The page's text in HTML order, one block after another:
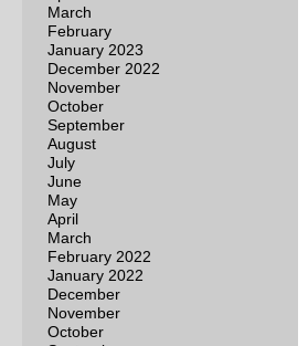
March
February
January 2023
December 2022
November
October
September
August
July
June
May
April
March
February 2022
January 2022
December
November
October